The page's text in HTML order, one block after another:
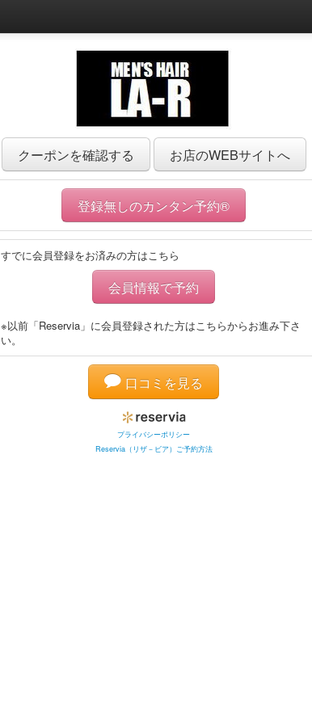
クーポンを確認する お店のWEBサイトへ
登録無しのカンタン予約®
すでに会員登録をお済みの方はこちら
会員情報で予約
※以前「Reservia」に会員登録された方はこちらからお進み下さ
い。
口コミを見る
プライバシーポリシー
Reservia（リザ－ビア）ご予約方法